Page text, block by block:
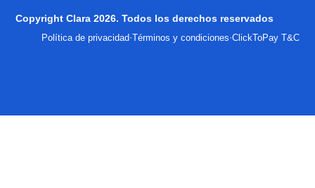
Copyright Clara 2026. Todos los derechos reservados
Política de privacidad·Términos y condiciones·ClickToPay T&C